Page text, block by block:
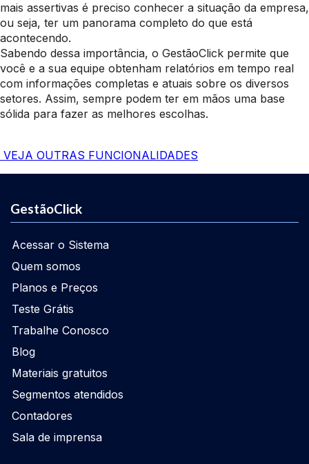
mais assertivas é preciso conhecer a situação da empresa,
ou seja, ter um panorama completo do que está
acontecendo.
Sabendo dessa importância, o GestãoClick permite que
você e a sua equipe obtenham relatórios em tempo real
com informações completas e atuais sobre os diversos
setores. Assim, sempre podem ter em mãos uma base
sólida para fazer as melhores escolhas.
VEJA OUTRAS FUNCIONALIDADES
GestãoClick
Acessar o Sistema
Quem somos
Planos e Preços
Teste Grátis
Trabalhe Conosco
Blog
Materiais gratuitos
Segmentos atendidos
Contadores
Sala de imprensa